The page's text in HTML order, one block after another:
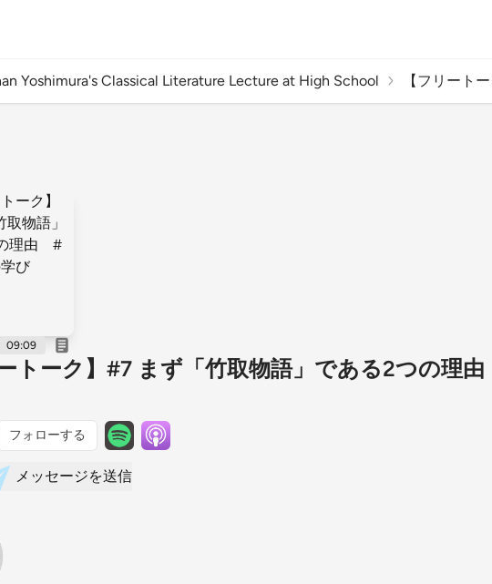
Yoshimura's Classical Literature Lecture at High School 【フリート
09:09
ートーク】#7 まず「竹取物語」である2つの理
フォローする
メッセージを送信